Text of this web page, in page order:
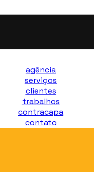
agência
serviços
clientes
trabalhos
contracapa
contato